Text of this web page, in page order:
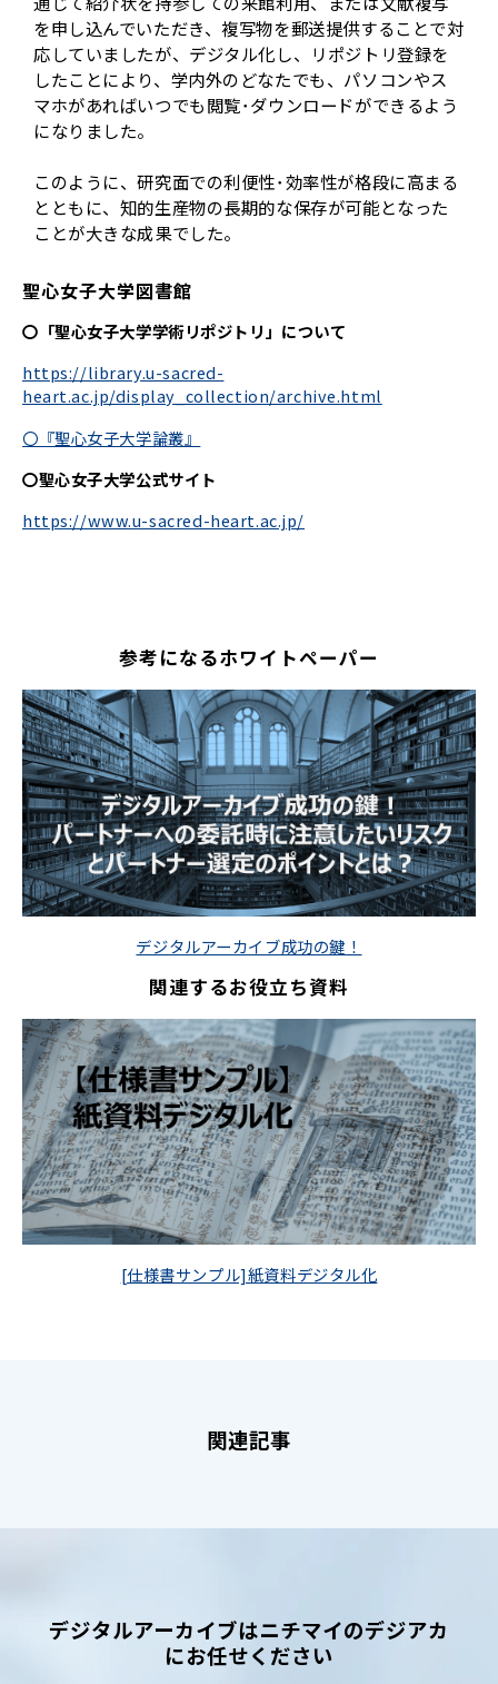
を申し込んでいただき、複写物を郵送提供することで対
応していましたが、デジタル化し、リポジトリ登録を
したことにより、学内外のどなたでも、パソコンやス
マホがあればいつでも閲覧･ダウンロードができるよう
になりました。
このように、研究面での利便性･効率性が格段に高まる
とともに、知的生産物の長期的な保存が可能となった
ことが大きな成果でした。
聖心女子大学図書館
〇「聖心女子大学学術リポジトリ」について
https://library.u-sacred-
heart.ac.jp/display_collection/archive.html
〇『聖心女子大学論叢』
〇聖心女子大学公式サイト
https://www.u-sacred-heart.ac.jp/
参考になるホワイトペーパー
デジタルアーカイブ成功の鍵！
関連するお役立ち資料
[仕様書サンプル]紙資料デジタル化
関連記事
デジタルアーカイブはニチマイのデジアカ
にお任せください